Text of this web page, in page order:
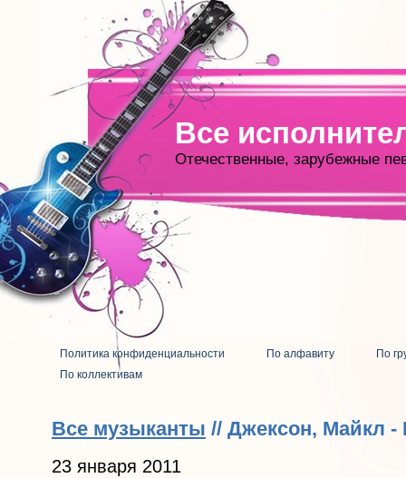
Все
Отечественные, зарубежные
Политика конфиденциальности По алфавиту
По
По коллективам
Все музыканты // Джексон, Майкл
23 января 2011